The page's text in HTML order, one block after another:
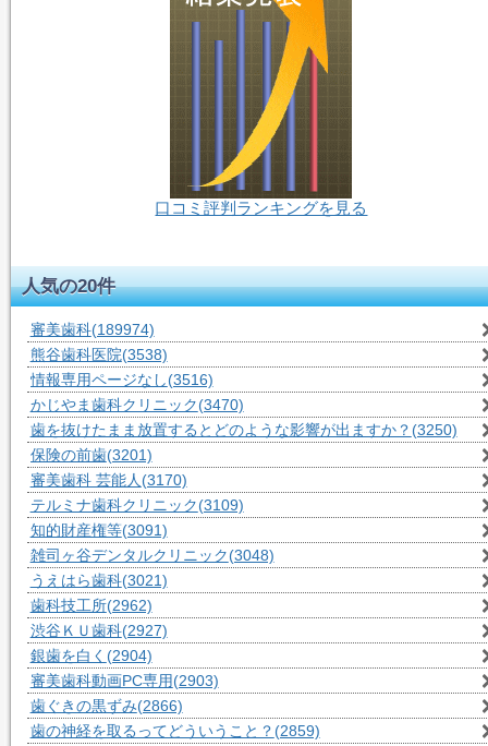
口コミ評判ランキングを見る
人気の20件
審美歯科(189974)
熊谷歯科医院(3538)
情報専用ページなし(3516)
かじやま歯科クリニック(3470)
歯を抜けたまま放置するとどのような影響が出ますか？ (3250)
保険の前歯(3201)
審美歯科 芸能人 (3170)
テルミナ歯科クリニック(3109)
知的財産権等(3091)
雑司ヶ谷デンタルクリニック(3048)
うえはら歯科(3021)
歯科技工所(2962)
渋谷ＫＵ歯科(2927)
銀歯を白く (2904)
審美歯科動画PC専用(2903)
歯ぐきの黒ずみ(2866)
歯の神経を取るってどういうこと？ (2859)